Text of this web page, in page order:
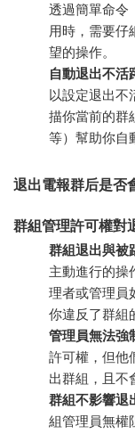
透過簡單命令
用時，需要仔
望的操作。
自動退出不活
以設定退出不
描你當前的群
等）幫助你自
退出電報群后是否
群組管理許可權對
群組退出與被
主動進行的操
理者或管理員
你違反了群組
管理員無法強
許可權，但他
出群組，且不
群組不影響退
組管理員無權